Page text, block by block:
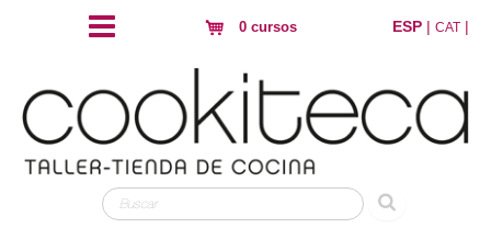
0 cursos ESP | CAT |